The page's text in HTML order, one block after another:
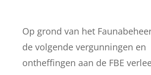
Op grond van het
de volgende vergunningen en
ontheffingen aan de FBE